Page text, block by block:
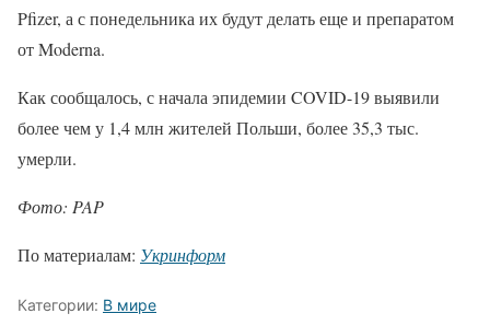
Pfizer, а с понедельника их будут делать еще и препаратом
от Moderna.
Как сообщалось, с начала эпидемии COVID-19 выявили
более чем у 1,4 млн жителей Польши, более 35,3 тыс.
умерли.
Фото: PAP
По материалам: Укринформ
Категории: В мире